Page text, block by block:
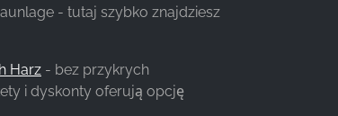
- tutaj szybko znajdziesz
Harz - bez przykrych
i dyskonty oferują opcję